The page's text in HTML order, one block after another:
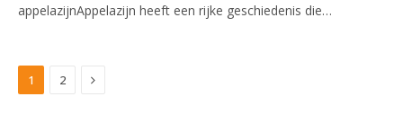
appelazijnAppelazijn heeft een rijke geschiedenis die…
1 2 Next